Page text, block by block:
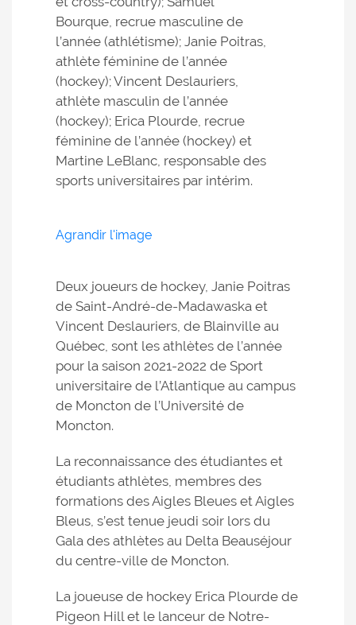
Bourque, recrue masculine de
l’année (athlétisme); Janie Poitras,
athlète féminine de l’année
(hockey); Vincent Deslauriers,
athlète masculin de l’année
(hockey); Erica Plourde, recrue
féminine de l’année (hockey) et
Martine LeBlanc, responsable des
sports universitaires par intérim.
Agrandir l'image
Deux joueurs de hockey, Janie Poitras
de Saint-André-de-Madawaska et
Vincent Deslauriers, de Blainville au
Québec, sont les athlètes de l’année
pour la saison 2021-2022 de Sport
universitaire de l’Atlantique au campus
de Moncton de l’Université de
Moncton.
La reconnaissance des étudiantes et
étudiants athlètes, membres des
formations des Aigles Bleues et Aigles
Bleus, s’est tenue jeudi soir lors du
Gala des athlètes au Delta Beauséjour
du centre-ville de Moncton.
La joueuse de hockey Erica Plourde de
Pigeon Hill et le lanceur de Notre-